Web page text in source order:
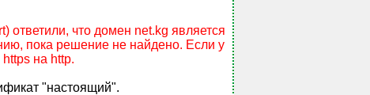
что домен net.kg является
пока решение не найдено. Если у
на http.
"настоящий".